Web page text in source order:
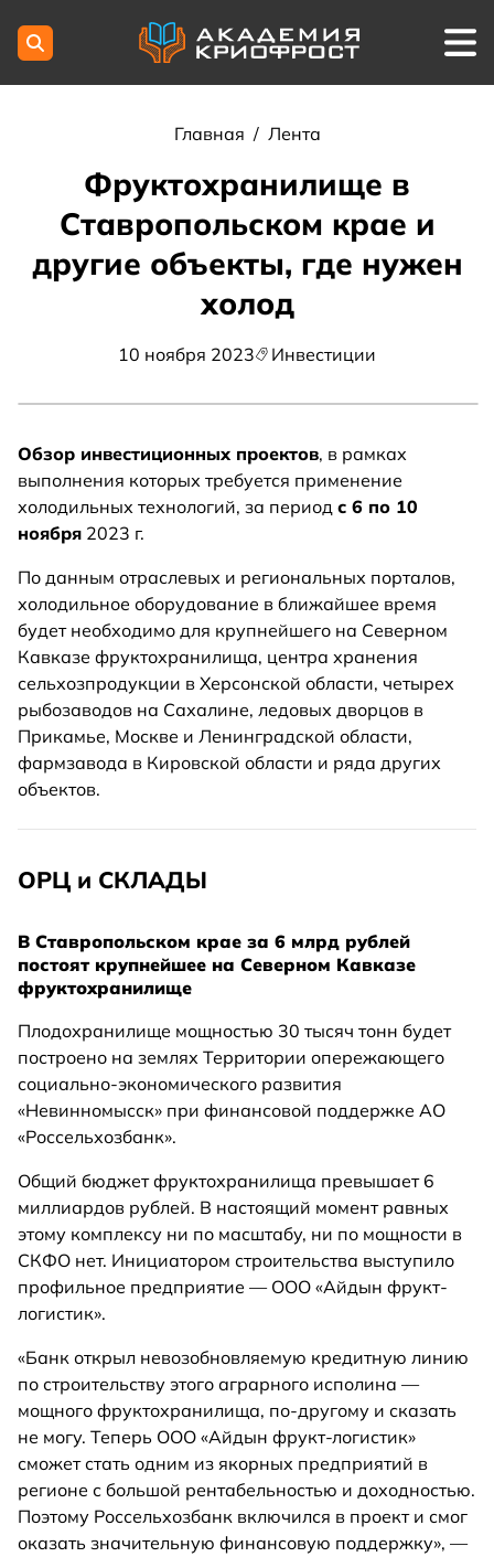
Главная / Лента
Фруктохранилище в
Ставропольском крае и
другие объекты, где нужен
холод
10 ноября 2023 Инвестиции
Обзор инвестиционных проектов, в рамках
выполнения которых требуется применение
холодильных технологий, за период с 6 по 10
ноября 2023 г.
По данным отраслевых и региональных порталов,
холодильное оборудование в ближайшее время
будет необходимо для крупнейшего на Северном
Кавказе фруктохранилища, центра хранения
сельхозпродукции в Херсонской области, четырех
рыбозаводов на Сахалине, ледовых дворцов в
Прикамье, Москве и Ленинградской области,
фармзавода в Кировской области и ряда других
объектов.
ОРЦ и СКЛАДЫ
В Ставропольском крае за 6 млрд рублей
постоят крупнейшее на Северном Кавказе
фруктохранилище
Плодохранилище мощностью 30 тысяч тонн будет
построено на землях Территории опережающего
социально-экономического развития
«Невинномысск» при финансовой поддержке АО
«Россельхозбанк».
Общий бюджет фруктохранилища превышает 6
миллиардов рублей. В настоящий момент равных
этому комплексу ни по масштабу, ни по мощности в
СКФО нет. Инициатором строительства выступило
профильное предприятие — ООО «Айдын фрукт-
логистик».
«Банк открыл невозобновляемую кредитную линию
по строительству этого аграрного исполина —
мощного фруктохранилища, по-другому и сказать
не могу. Теперь ООО «Айдын фрукт-логистик»
сможет стать одним из якорных предприятий в
регионе с большой рентабельностью и доходностью.
Поэтому Россельхозбанк включился в проект и смог
оказать значительную финансовую поддержку», —